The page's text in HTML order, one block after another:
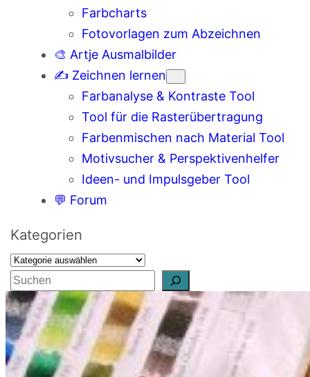
Farbcharts
Fotovorlagen zum Abzeichnen
🎨 Artje Ausmalbilder
✍️ Zeichnen lernen
Farbanalyse & Kontraste Tool
Tool für die Rasterübertragung
Farbenmischen nach Material Tool
Motivsucher & Perspektivenhelfer
Ideen- und Impulsgeber Tool
💬 Forum
Kategorien
S
u
c
h
e